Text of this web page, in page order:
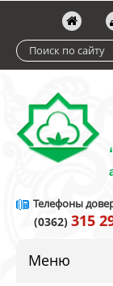
Телефоны
(0362) 315
Меню